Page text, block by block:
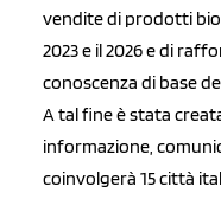
vendite di prodotti
2023 e il 2026 e di
conoscenza di base
A tal fine è stata
informazione,
coinvolgerà 15 città